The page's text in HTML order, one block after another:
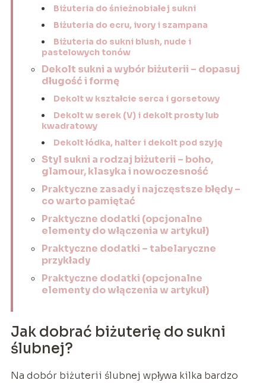
Biżuteria do śnieżnobiałej sukni
Biżuteria do ecru, ivory i szampana
Biżuteria do sukni blush, nude i
pastelowych tonów
Dekolt sukni a wybór biżuterii – dopasuj
długość i formę
Dekolt w kształcie serca i gorsetowy
Dekolt w serek (V) i dekolt prosty lub
kwadratowy
Dekolt łódka, halter i dekolt pod szyję
Styl sukni a rodzaj biżuterii – boho,
glamour, klasyka i nowoczesność
Praktyczne zasady i najczęstsze błędy –
co warto pamiętać
Praktyczne dodatki (opcjonalne
elementy do włączenia w artykuł)
Praktyczne dodatki – tabelaryczne
przykłady
Praktyczne dodatki (opcjonalne
elementy do włączenia w artykuł)
Jak dobrać biżuterię do sukni
ślubnej?
Na dobór biżuterii ślubnej wpływa kilka bardzo